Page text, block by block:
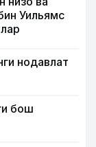
Уильямс
нодавлат
бош